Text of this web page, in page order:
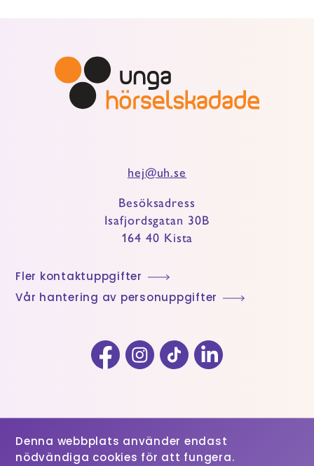
hej@uh.se
Besöksadress
Isafjordsgatan 30B
164 40 Kista
Fler kontaktuppgifter
Vår hantering av personuppgifter
FacebookInstagramTikTok LinkedIn
Denna webbplats använder endast
nödvändiga cookies för att fungera.